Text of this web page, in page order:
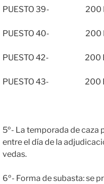
PUESTO 39- 200
PUESTO 40- 200
PUESTO 42- 200
PUESTO 43- 200
5º- La temporada de caza
entre el día de la
vedas.
6º- Forma de subasta: se